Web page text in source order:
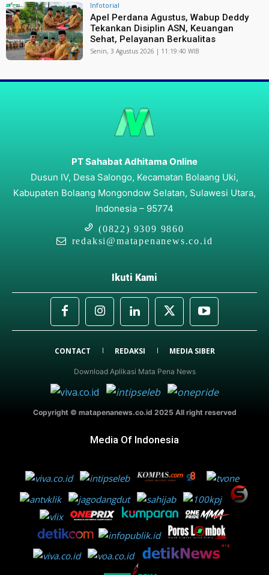
Infotorial
Apel Perdana Agustus, Wabup Deddy
Tekankan Disiplin ASN, Keuangan
Sehat, Pelayanan Berkualitas
Senin, 3 Agustus 2026 | 11:19:40 WIB
PT Sahabat Adhitama Online
Dusun IV, Desa Salongo, Kecamatan Bolaang Uki,
Kabupaten Bolaang Mongondow Selatan, Sulawesi Utara,
Indonesia – 95774
(0822) 9309 9860
redaksi@matapenanews.co.id
Ikuti Kami
CONTACT REDAKSI MEDIA SIBER
Download Aplikasi Mata Pena News
Copyright © matapenanews.co.id 2025 All right reserved
Media Of Indonesia